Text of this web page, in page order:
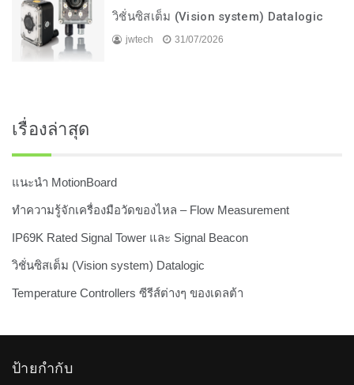
วิชั่นซิสเต็ม (Vision system) Datalogic
jwtech 31/07/2026
เรื่องล่าสุด
แนะนำ MotionBoard
ทำความรู้จักเครื่องมือวัดของไหล – Flow Measurement
IP69K Rated Signal Tower และ Signal Beacon
วิชั่นซิสเต็ม (Vision system) Datalogic
Temperature Controllers ซีรีส์ต่างๆ ของเดลต้า
ป้ายกำกับ